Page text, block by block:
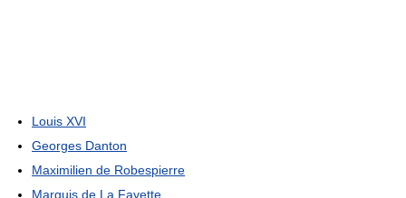
Louis XVI
Georges Danton
Maximilien de Robespierre
Marquis de La Fayette